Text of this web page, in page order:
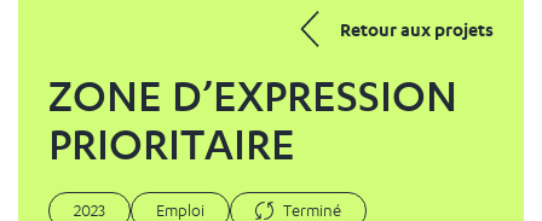
Retour aux projets
ZONE D’EXPRESSION
PRIORITAIRE
2023 Emploi Terminé